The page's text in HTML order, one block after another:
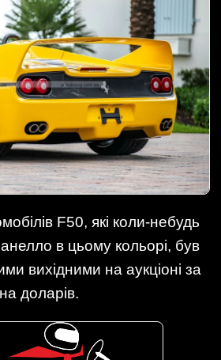
F50, які коли-небудь
в цьому кольорі, був
вихідними на аукціоні за
доларів.